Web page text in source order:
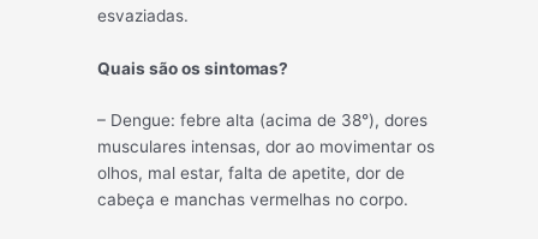
esvaziadas.
Quais são os sintomas?
– Dengue: febre alta (acima de 38°), dores
musculares intensas, dor ao movimentar os
olhos, mal estar, falta de apetite, dor de
cabeça e manchas vermelhas no corpo.